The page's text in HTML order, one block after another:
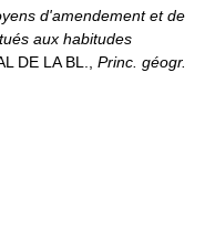
d'amendement et de
aux habitudes
DE LA BL., Princ. géogr.